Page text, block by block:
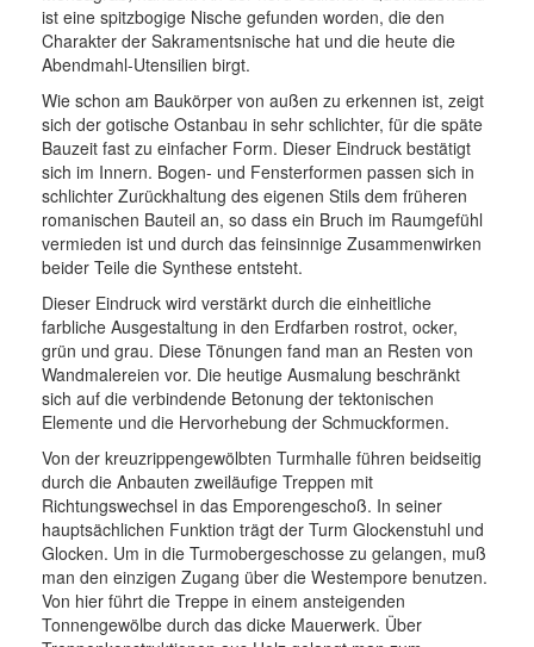
ist eine spitzbogige Nische gefunden worden, die den
Charakter der Sakramentsnische hat und die heute die
Abendmahl-Utensilien birgt.
Wie schon am Baukörper von außen zu erkennen ist, zeigt
sich der gotische Ostanbau in sehr schlichter, für die späte
Bauzeit fast zu einfacher Form. Dieser Eindruck bestätigt
sich im Innern. Bogen- und Fensterformen passen sich in
schlichter Zurückhaltung des eigenen Stils dem früheren
romanischen Bauteil an, so dass ein Bruch im Raumgefühl
vermieden ist und durch das feinsinnige Zusammenwirken
beider Teile die Synthese entsteht.
Dieser Eindruck wird verstärkt durch die einheitliche
farbliche Ausgestaltung in den Erdfarben rostrot, ocker,
grün und grau. Diese Tönungen fand man an Resten von
Wandmalereien vor. Die heutige Ausmalung beschränkt
sich auf die verbindende Betonung der tektonischen
Elemente und die Hervorhebung der Schmuckformen.
Von der kreuzrippengewölbten Turmhalle führen beidseitig
durch die Anbauten zweiläufige Treppen mit
Richtungswechsel in das Emporengeschoß. In seiner
hauptsächlichen Funktion trägt der Turm Glockenstuhl und
Glocken. Um in die Turmobergeschosse zu gelangen, muß
man den einzigen Zugang über die Westempore benutzen.
Von hier führt die Treppe in einem ansteigenden
Tonnengewölbe durch das dicke Mauerwerk. Über